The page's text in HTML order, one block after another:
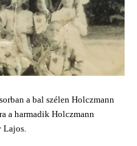
a bal szélen Holczmann
a harmadik Holczmann
Lajos.